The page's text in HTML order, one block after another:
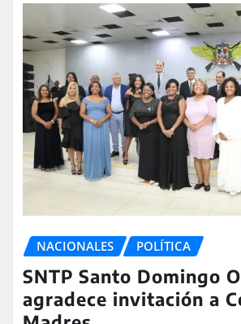
NACIONALES POLÍTICA
SNTP Santo Domingo
agradece invitación a